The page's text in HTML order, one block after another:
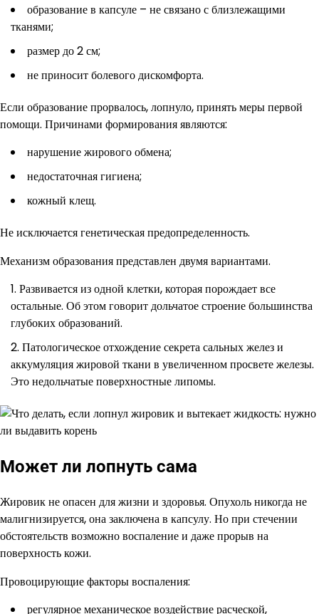
образование в капсуле – не связано с близлежащими
тканями;
размер до 2 см;
не приносит болевого дискомфорта.
Если образование прорвалось, лопнуло, принять меры первой
помощи. Причинами формирования являются:
нарушение жирового обмена;
недостаточная гигиена;
кожный клещ.
Не исключается генетическая предопределенность.
Механизм образования представлен двумя вариантами.
Развивается из одной клетки, которая порождает все
остальные. Об этом говорит дольчатое строение большинства
глубоких образований.
Патологическое отхождение секрета сальных желез и
аккумуляция жировой ткани в увеличенном просвете железы.
Это недольчатые поверхностные липомы.
Может ли лопнуть сама
Жировик не опасен для жизни и здоровья. Опухоль никогда не
малигнизируется, она заключена в капсулу. Но при стечении
обстоятельств возможно воспаление и даже прорыв на
поверхность кожи.
Провоцирующие факторы воспаления:
регулярное механическое воздействие расческой,